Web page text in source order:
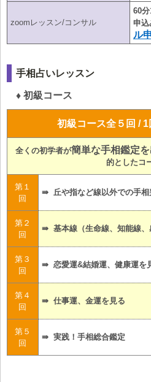
zoomレッスン/コンサル
60
申込
ル
手相占いレッスン
♦ 初級コース
初級コース全５回 /
全くの初学者が簡単な手相鑑定
的としたコ
第１
回
⇛ 丘や指など線以外での手相
第２
回
⇛ 基本線（生命線、知能線、
第３
回
⇛ 恋愛運&結婚運、健康運を
第４
回
⇛ 仕事運、金運を見る
第５
回
⇛ 実践！手相総合鑑定